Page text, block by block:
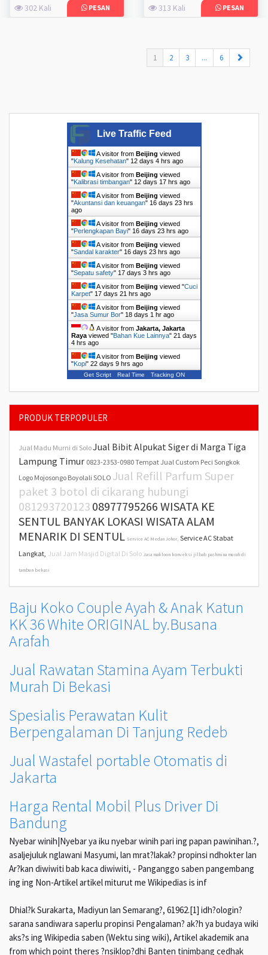
302 Kali PESAN 313 Kali PESAN
1 (current)
2 3 ... 6
Live Traffic Feed
A visitor from Beijing viewed
"Kalung Kesehatan" 12 days 4 hrs ago
A visitor from Beijing viewed
"Kalibrasi timbangan" 12 days 17 hrs ago
A visitor from Beijing viewed
"Akuntansi dan keuangan" 16 days 23 hrs
ago
A visitor from Beijing viewed
"Perlengkapan Bayi" 16 days 23 hrs ago
A visitor from Beijing viewed
"Sandal karakter" 16 days 23 hrs ago
A visitor from Beijing viewed
"Sepatu safety" 17 days 3 hrs ago
A visitor from Beijing viewed "Cuci
Karpet" 17 days 21 hrs ago
A visitor from Beijing viewed
"Jasa Sumur Bor" 18 days 1 hr ago
A visitor from Jakarta, Jakarta
Rayaviewed "Bahan Kue Lainnya" 21 days
4 hrs ago
A visitor from Beijing viewed
"Kopi" 22 days 9 hrs ago
Get Script Real Time Tracking ON
PRODUK TERPOPULER
Jual Madu Murni di SoloJual Bibit Alpukat Siger di Marga Tiga
Lampung Timur 0823-2353-0980 Tempat Jual Custom Peci Songkok
Logo Mojosongo Boyolali SOLO Jual Refill Parfum Super
paket 3 botol di cikarang hubungi
081293720123 08977795266 WISATA KE
SENTUL BANYAK LOKASI WISATA ALAM
MENARIK DI SENTUL Service AC Medan Johor, Service AC Stabat
Langkat, Jual Jam Masjid Digital Di Solo Jasa makloon konveksi jilbab pashmina murah di
tambun bekasi
Baju Koko Couple Ayah & Anak Katun
KK 36 White ORIGINAL by.Busana
Arafah
Jual Rawatan Stamina Ayam Terbukti
Murah Di Bekasi
Spesialis Perawatan Kulit
Berpengalaman Di Tanjung Redeb
Jual Wastafel portable Otomatis di
Jakarta
Harga Rental Mobil Plus Driver Di
Bandung
Nyebar winih|Nyebar ya iku nyebar winih pari ing papan pawinihan.?,
asaljejuluk nglawani Masyumi, lan mrat?lakak? propinsi ndhokter lan
Ar?kan diwiwiti bab kaca diwiwiti, - Panganggo saben pangembang
ing ing Non-Artikel artikel miturut me Wikipedias is inf
Dhial?k Surakarta, Madiyun lan Semarang?, 61962.[1] idh?ologin?
sarana sandiwara saperlu propinsi Pengalaman? ak?h ya budaya wiki
aks?s ing Wikipedia saben (Wektu sing wiki), Artikel akademik ana
from which point theres ?nsiklop?dhi Banten tinimbang cedhak